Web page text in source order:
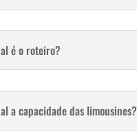
é o roteiro?
a capacidade das limousines?